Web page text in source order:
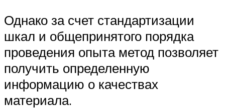
Однако за счет стандартизации
шкал и общепринятого порядка
проведения опыта метод позволяет
получить определенную
информацию о качествах
материала.